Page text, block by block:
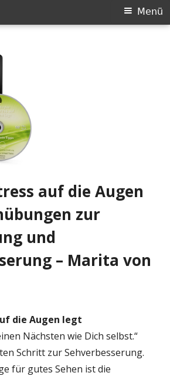
Menü
auf die Augen
zur
und
– Marita von
die Augen legt
Nächsten wie Dich selbst.“
Schritt zur Sehverbesserung.
für gutes Sehen ist die